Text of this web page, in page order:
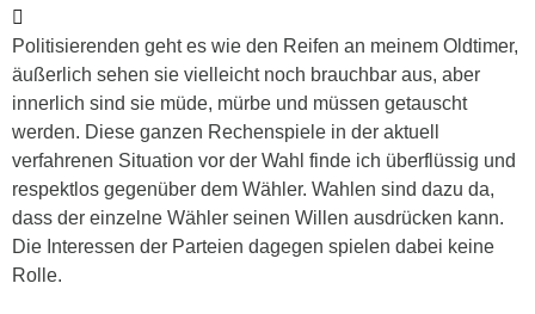
Politisierenden geht es wie den Reifen an meinem Oldtimer,
äußerlich sehen sie vielleicht noch brauchbar aus, aber
innerlich sind sie müde, mürbe und müssen getauscht
werden. Diese ganzen Rechenspiele in der aktuell
verfahrenen Situation vor der Wahl finde ich überflüssig und
respektlos gegenüber dem Wähler. Wahlen sind dazu da,
dass der einzelne Wähler seinen Willen ausdrücken kann.
Die Interessen der Parteien dagegen spielen dabei keine
Rolle.